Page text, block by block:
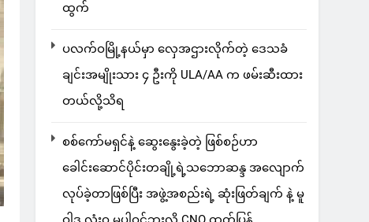
ထွက်
ပလက်ဝမြို့နယ်မှာ လှေအဌားလိုက်တဲ့ ဒေသခံ
ချင်းအမျိုးသား ၄ ဦးကို ULA/AA က ဖမ်းဆီးထား
တယ်လို့သိရ
စစ်ကော်မရှင်နဲ့ ဆွေးနွေးခဲ့တဲ့ ဖြစ်စဉ်ဟာ
ခေါင်းဆောင်ပိုင်းတချို့ရဲ့သဘောဆန္ဒ အလျောက်
လုပ်ခဲ့တာဖြစ်ပြီး အဖွဲ့အစည်းရဲ့ ဆုံးဖြတ်ချက် နဲ့ မူ